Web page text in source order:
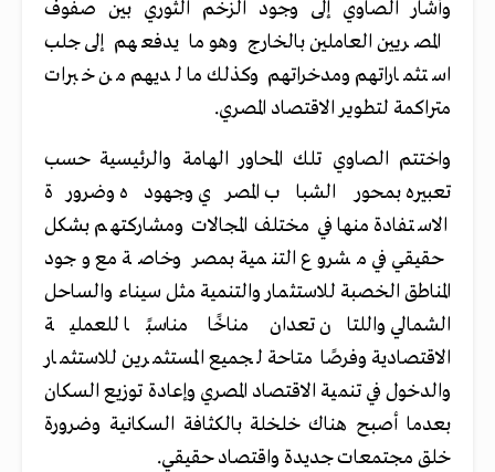
وأشار الصاوي إلى وجود الزخم الثوري بين صفوف
المصريين العاملين بالخارج وهو ما يدفعهم إلى جلب
استثماراتهم ومدخراتهم وكذلك ما لديهم من خبرات
متراكمة لتطوير الاقتصاد المصري.
واختتم الصاوي تلك المحاور الهامة والرئيسية حسب
تعبيره بمحور الشباب المصري وجهوده وضرورة
الاستفادة منها في مختلف المجالات ومشاركتهم بشكل
حقيقي في مشروع التنمية بمصر وخاصة مع وجود
المناطق الخصبة للاستثمار والتنمية مثل سيناء والساحل
الشمالي واللتان تعدان مناخًا مناسبًا للعملية
الاقتصادية وفرصًا متاحة لجميع المستثمرين للاستثمار
والدخول في تنمية الاقتصاد المصري وإعادة توزيع السكان
بعدما أصبح هناك خلخلة بالكثافة السكانية وضرورة
خلق مجتمعات جديدة واقتصاد حقيقي.